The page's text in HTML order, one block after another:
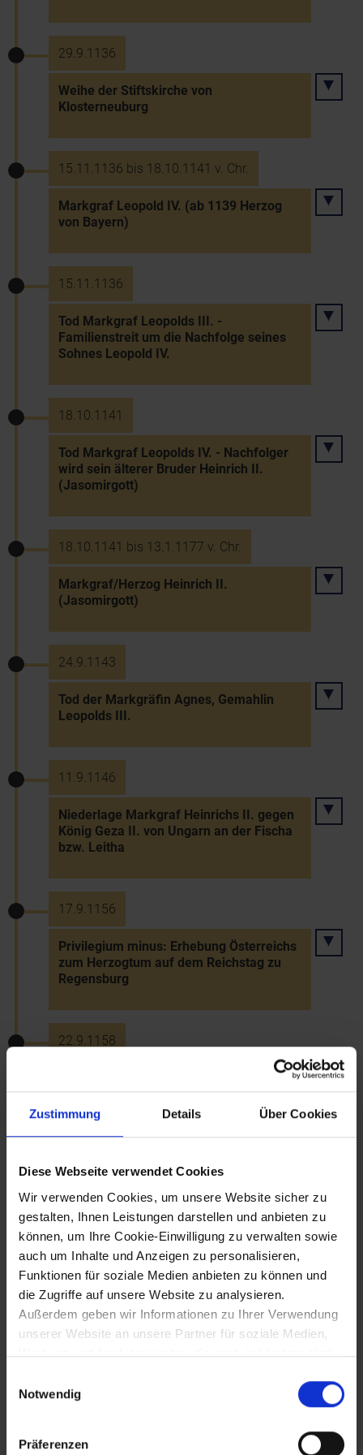
Zustimmung Details Über Cookies
Diese Webseite verwendet Cookies
Wir verwenden Cookies, um unsere Website sicher zu
gestalten, Ihnen Leistungen darstellen und anbieten zu
können, um Ihre Cookie-Einwilligung zu verwalten sowie
auch um Inhalte und Anzeigen zu personalisieren,
Funktionen für soziale Medien anbieten zu können und
die Zugriffe auf unsere Website zu analysieren.
Außerdem geben wir Informationen zu Ihrer Verwendung
unserer Website an unsere Partner für soziale Medien,
Werbung und Analysen weiter, die auch in Ländern sind,
gegeben ist, und in denen Sie Ihre Rechte uU nicht
effektiv durchsetzen können. Unsere Partner führen
diese Informationen möglicherweise mit weiteren Daten
zusammen, die Sie ihnen bereitgestellt haben oder die
Notwendig
Präferenzen
29.9.1136
Weihe der Stiftskirche von
Klosterneuburg
15.11.1136 bis 18.10.1141 v. Chr.
Markgraf Leopold IV. (ab 1139 Herzog
von Bayern)
15.11.1136
Tod Markgraf Leopolds III. -
Familienstreit um die Nachfolge seines
Sohnes Leopold IV.
18.10.1141
Tod Markgraf Leopolds IV. - Nachfolger
wird sein älterer Bruder Heinrich II.
(Jasomirgott)
18.10.1141 bis 13.1.1177 v. Chr.
Markgraf/Herzog Heinrich II.
(Jasomirgott)
24.9.1143
Tod der Markgräfin Agnes, Gemahlin
Leopolds III.
11.9.1146
Niederlage Markgraf Heinrichs II. gegen
König Geza II. von Ungarn an der Fischa
bzw. Leitha
17.9.1156
Privilegium minus: Erhebung Österreichs
zum Herzogtum auf dem Reichstag zu
Regensburg
22.9.1158
Markgraf Leopolds III.
Georgenberger Erbvertrag: Herzog
Ottokar IV. der Steiermark setzt die
Babenberger als Nachfolger ein (Erbfall
1192)
28.10.1188
Das Hainburger Gebiet fällt an die
Babenberger mit dem
Altenburg
12.7.1191